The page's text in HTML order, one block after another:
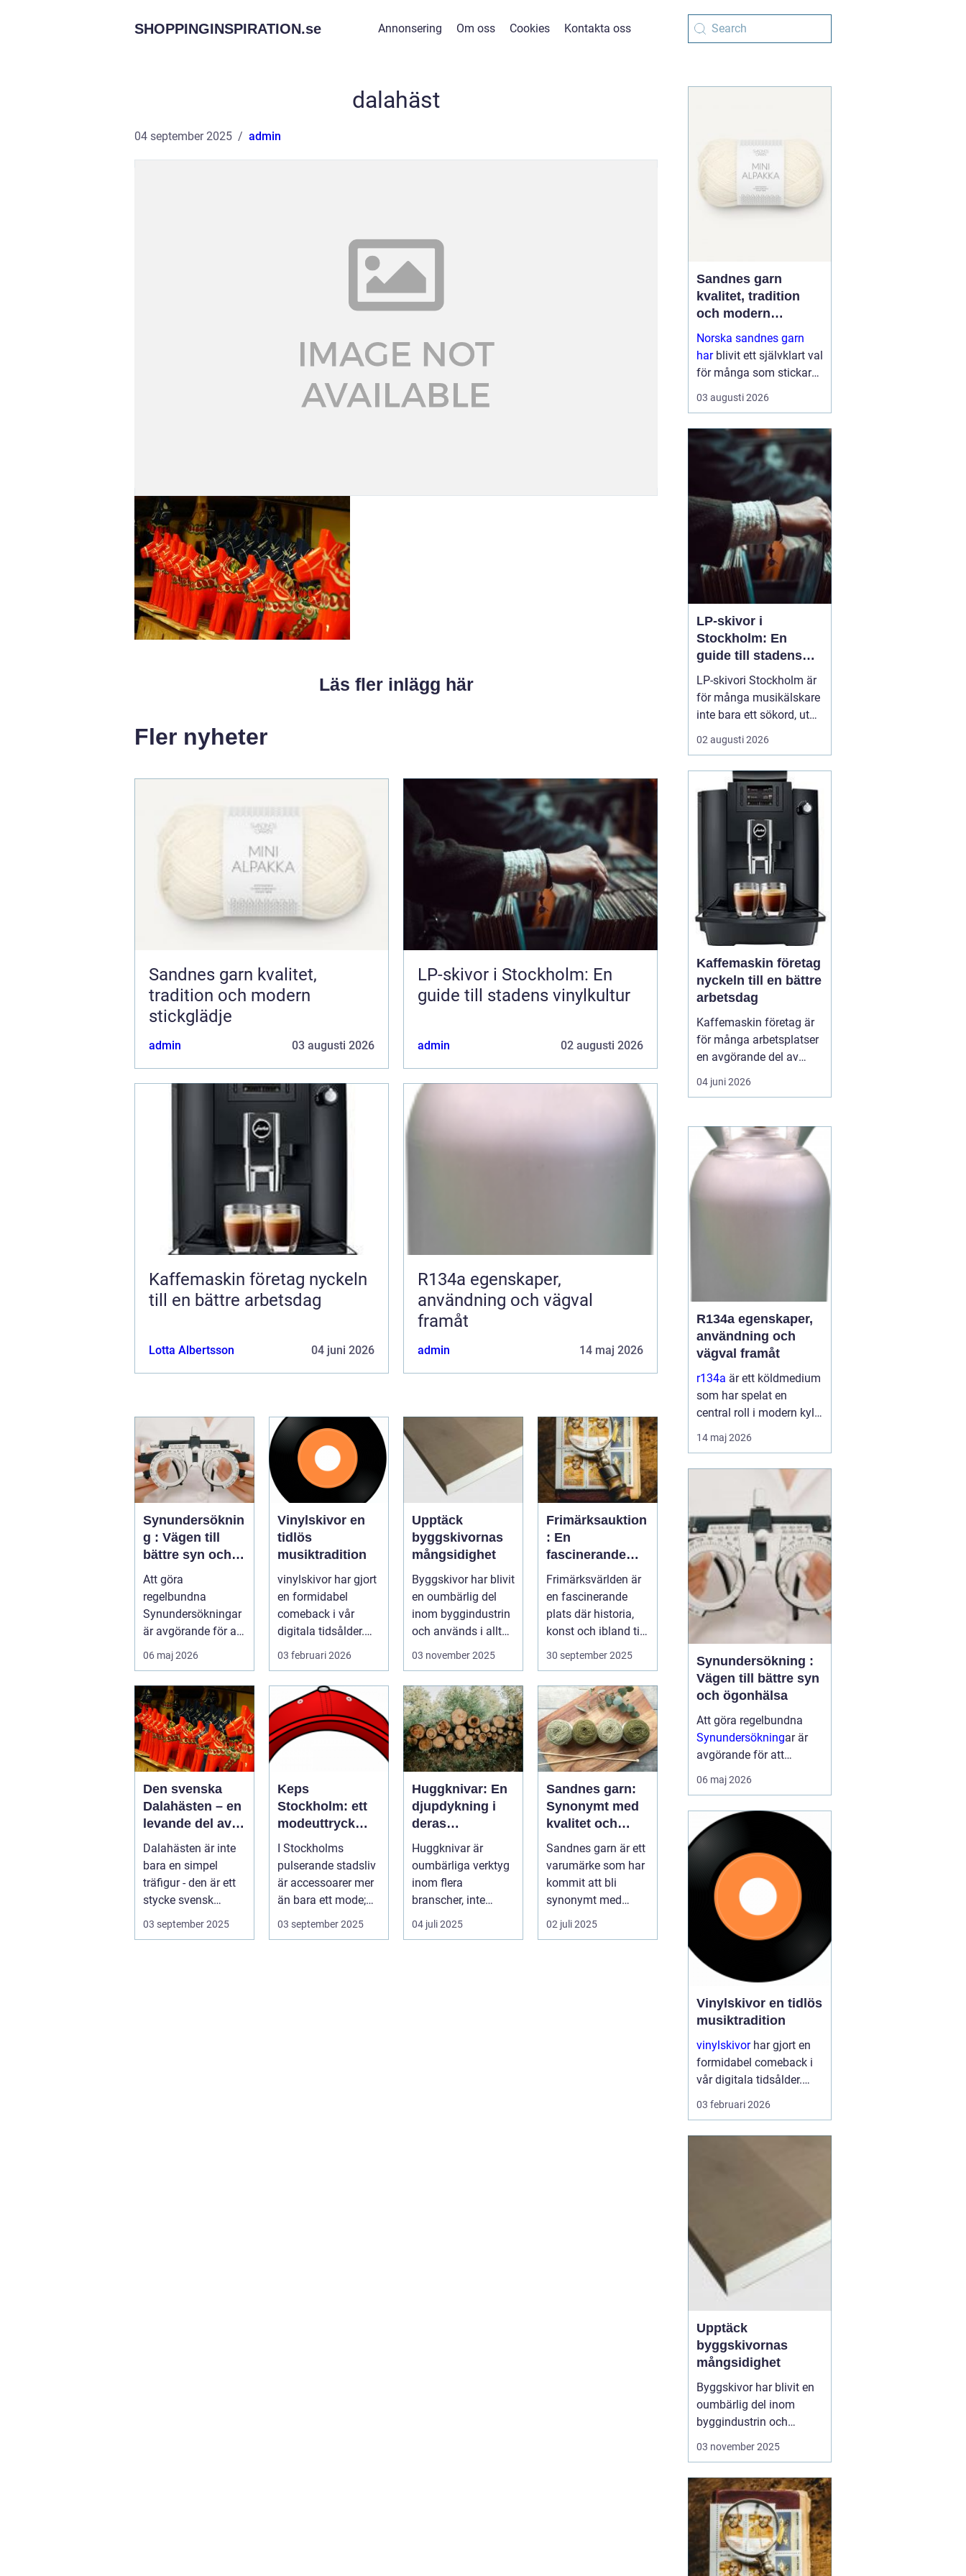
SHOPPINGINSPIRATION.se Annonsering Om oss Cookies Kontakta oss
dalahäst
04 september 2025 admin
Läs fler inlägg här
Fler nyheter
Sandnes garn kvalitet,
tradition och modern
stickglädje
admin 03 augusti 2026
LP-skivor i Stockholm: En
guide till stadens vinylkultur
admin 02 augusti 2026
Kaffemaskin företag nyckeln
till en bättre arbetsdag
Lotta Albertsson 04 juni 2026
R134a egenskaper,
användning och vägval
framåt
admin 14 maj 2026
Synundersöknin
g : Vägen till
bättre syn och
ögonhälsa
Att göra
regelbundna
Synundersökningar
är avgörande för att
upptäcka s...
06 maj 2026
Vinylskivor en
tidlös
musiktradition
vinylskivor har gjort
en formidabel
comeback i vår
digitala tidsålder.
Trots att
m...
03 februari 2026
Upptäck
byggskivornas
mångsidighet
Byggskivor har blivit
en oumbärlig del
inom byggindustrin
och används i allt
från bo...
03 november 2025
Frimärksauktion
: En
fascinerande
värld av historia
och samlande
Frimärksvärlden är
en fascinerande
plats där historia,
konst och ibland till
30 september 2025
Den svenska
Dalahästen – en
levande del av
Sveriges
kulturhistoria.
Dalahästen är inte
bara en simpel
träfigur - den är ett
stycke svensk
kulturhist...
03 september 2025
Keps
Stockholm: ett
modeuttryck
med historia
I Stockholms
pulserande stadsliv
är accessoarer mer
än bara ett mode;
de är uttryck f...
03 september 2025
Huggknivar: En
djupdykning i
deras
användning och
betydelse
Huggknivar är
oumbärliga verktyg
inom flera
branscher, inte
minst inom
skogsindustrin och
04 juli 2025
Sandnes garn:
Synonymt med
kvalitet och
tradition
Sandnes garn är ett
varumärke som har
kommit att bli
synonymt med
kvalitet och
tradition i...
02 juli 2025
Sandnes garn
kvalitet, tradition
och modern
stickglädje
Norska sandnes garn
harblivit ett självklart val
för många som stickar
och virkar i Sverige.
Kombinationen av hög
färger och mönster som
följer trender gör ...
03 augusti 2026
LP-skivor i
Stockholm: En
guide till stadens
vinylkultur
LP-skivori Stockholm är
för många musikälskare
inte bara ett sökord, utan
en dörr in till en levande
kultur av butiker, samlare
Stockholm har
vinylformatet fått ett
tydligt uppsving d...
02 augusti 2026
Kaffemaskin företag
nyckeln till en bättre
arbetsdag
Kaffemaskin företag är
för många arbetsplatser
en avgörande del av
vardagen. Kaffe har
blivit en naturlig
medarbetare mötas,
hämta energi och skapa
nya idéer. En
kaffelösning handlar
04 juni 2026
R134a egenskaper,
användning och
vägval framåt
r134a är ett köldmedium
som har spelat en
central roll i modern kyl-
luftkonditioneringsteknik
används i allt från bilars
frysanläggningar och
medicinteknisk ut...
14 maj 2026
Synundersökning :
Vägen till bättre syn
och ögonhälsa
Att göra regelbundna
Synundersökningar är
avgörande för att
upptäcka synfel i tid
samt för att identifiera
ögonsjukdomar. En
synundersökning ka...
06 maj 2026
Vinylskivor en tidlös
musiktradition
vinylskivorhar gjort en
formidabel comeback i
vår digitala tidsålder.
Trots att
03 februari 2026
Upptäck
byggskivornas
mångsidighet
Byggskivor har blivit en
oumbärlig del inom
byggindustrin och
används i allt från
byggnader. Dessa
mångsidiga material
erbjuder en rad olika
fördelar, inklusive styrka,
hållbarhet och ...
03 november 2025